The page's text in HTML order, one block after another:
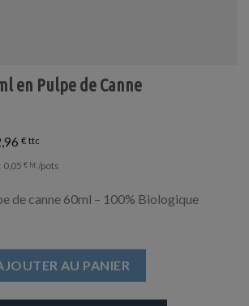
en Pulpe de Canne
€
0,05 € /pots
de canne 60ml – 100% Biologique
AU PANIER